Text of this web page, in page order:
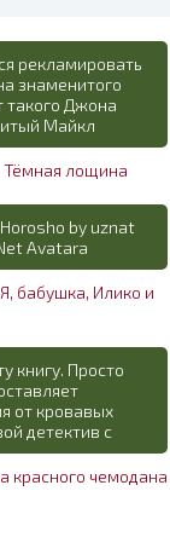
рекламировать
знаменитого
такого Джона
Майкл
лощина
by uznat
Avatara
бабушка, Илико и
книгу. Просто
от кровавых
детектив с
красного чемодана